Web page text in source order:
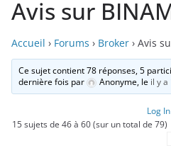
Avis sur
Accueil › Forums › Broker › Avis
Ce sujet contient 78 réponses, 5
dernière fois par
Anonyme, le il y
Log In
15 sujets de 46 à 60 (sur un total de 79)